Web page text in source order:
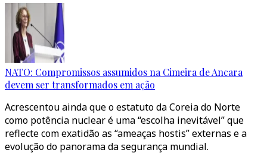
NATO: Compromissos assumidos na Cimeira de Ancara
devem ser transformados em ação
Acrescentou ainda que o estatuto da Coreia do Norte
como potência nuclear é uma “escolha inevitável” que
reflecte com exatidão as “ameaças hostis” externas e a
evolução do panorama da segurança mundial.